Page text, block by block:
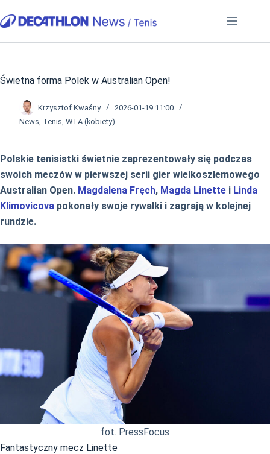
do
Świetna forma Polek w Australian Open!
Krzysztof Kwaśny
2026-01-19 11:00
News, Tenis, WTA (kobiety)
Polskie tenisistki świetnie zaprezentowały się podczas
swoich meczów w pierwszej serii gier wielkoszlemowego
Australian Open. Magdalena Fręch, Magda Linette i Linda
Klimovicova pokonały swoje rywalki i zagrają w kolejnej
rundzie.
fot. PressFocus
Fantastyczny mecz Linette